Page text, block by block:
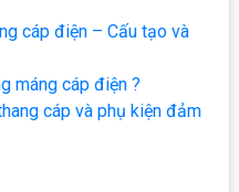
cáp điện – Cấu tạo và
máng cáp điện ?
cáp và phụ kiện đảm